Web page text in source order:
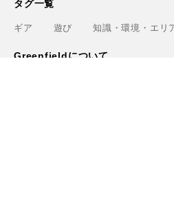
タグ一覧
ギア 遊び 知識・環境・エリ
Greenfieldについて